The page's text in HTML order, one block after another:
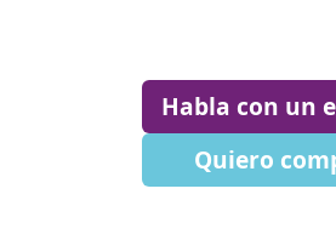
Habla con un
Quiero